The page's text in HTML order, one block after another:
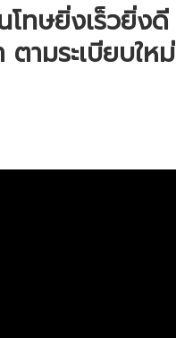
ทษยิ่งเร็วยิ่งดี
ามระเบียบใหม่